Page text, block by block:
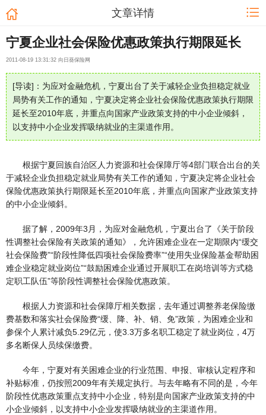
文章详情
宁夏企业社会保险优惠政策执行期限延长
2011-08-19 13:31:32 向日葵保险网
[导读]：为应对金融危机，宁夏出台了关于减轻企业负担稳定就业
局势有关工作的通知，宁夏决定将企业社会保险优惠政策执行期限
延长至2010年底，并重点向国家产业政策支持的中小企业倾斜，
以支持中小企业发挥吸纳就业的主渠道作用。
根据宁夏回族自治区人力资源和社会保障厅等4部门联合出台的关
于减轻企业负担稳定就业局势有关工作的通知，宁夏决定将企业社会
保险优惠政策执行期限延长至2010年底，并重点向国家产业政策支持
的中小企业倾斜。
据了解，2009年3月，为应对金融危机，宁夏出台了《关于阶段
性调整社会保险有关政策的通知》，允许困难企业在一定期限内“缓交
社会保险费”“阶段性降低四项社会保险费率”“使用失业保险基金帮助困
难企业稳定就业岗位”“鼓励困难企业通过开展职工在岗培训等方式稳
定职工队伍”等阶段性调整社会保险优惠政策。
根据人力资源和社会保障厅相关数据，去年通过调整养老保险缴
费基数和落实社会保险费“缓、降、补、销、免”政策，为困难企业和
参保个人累计减负5.29亿元，使3.3万多名职工稳定了就业岗位，4万
多名断保人员续保缴费。
今年，宁夏对有关困难企业的行业范围、申报、审核认定程序和
补贴标准，仍按照2009年有关规定执行。与去年略有不同的是，今年
阶段性优惠政策重点支持中小企业，特别是向国家产业政策支持的中
小企业倾斜，以支持中小企业发挥吸纳就业的主渠道作用。